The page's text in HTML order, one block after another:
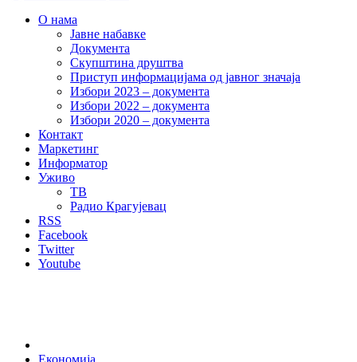
О нама
Јавне набавке
Документа
Скупштина друштва
Приступ информацијама од јавног значаја
Избори 2023 – документа
Избори 2022 – документа
Избори 2020 – документа
Контакт
Маркетинг
Информатор
Уживо
ТВ
Радио Крагујевац
RSS
Facebook
Twitter
Youtube
Економија